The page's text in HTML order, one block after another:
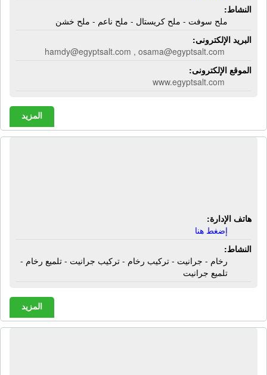
النشاط:
ملح سوفت - ملح كريستال - ملح ناعم - ملح خشن
البريد الإلكترونى:
hamdy@egyptsalt.com , osama@egyptsalt.com
الموقع الإلكترونى:
www.egyptsalt.com
المزيد
هاتف الإدارة:
إضغط هنا
النشاط:
رخام - جرانيت - تركيب رخام - تركيب جرانيت - تلميع رخام -
تلميع جرانيت
المزيد